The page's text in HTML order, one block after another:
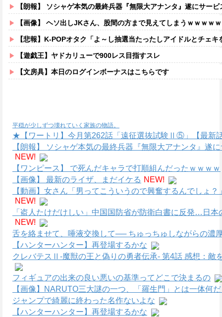
【朗報】 ソシャゲ本気の最終兵器『無限大アナンタ』遂にサー
【画像】 ヘソ出しJKさん、股間の方まで見えてしまうｗｗｗｗ
【悲報】K-POPオタク「よ～し抽選当たったしアイドルとチェ
【遊戯王】ヤドカリューで900レス目指すスレ
【文房具】本日のログインボーナスはこちらです
平穏が少しずつ壊れていく家族の物語。
★【ワートリ】今月第262話「遠征選抜試験Ⅱ⑤」【最新
【朗報】 ソシャゲ本気の最終兵器『無限大アナンタ』遂
NEW!
【ワンピース】 で死んだキャラで打順組んだったｗｗｗｗ
【画像】 最新のライザ、まだイケる NEW!
【動画】女さん「男ってこういうので興奮するんでしょ
NEW!
「盗人たけだけしい」中国国防省が防衛白書に反発…日
NEW!
舌を絡ませて、唾液交換して── ちゅっちゅしながらの濃
【ハンターハンター】再登場するかな
クレバテスⅡ-魔獣の王と偽りの勇者伝承- 第4話 感想：敵
フィギュアの出来の良い悪いの基準ってどこで決まるの
【画像】NARUTO三大謎の一つ、「羅生門」とは一体何
ジャンプで綺麗に終わった名作ないよな
【ハンターハンター】再登場するかな